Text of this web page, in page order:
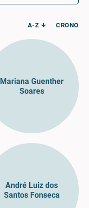
A-Z CRONO
Mariana Guenther
Soares
André Luiz dos
Santos Fonseca